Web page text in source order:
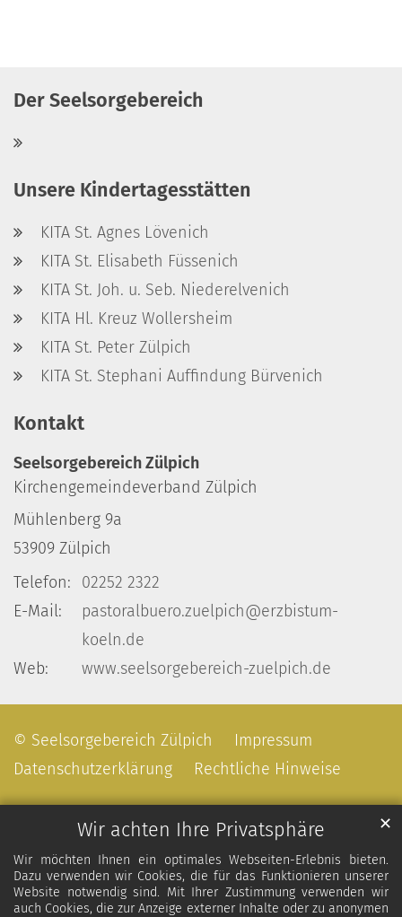
Wir achten Ihre Privatsphäre
Wir möchten Ihnen ein optimales Webseiten-Erlebnis bieten.
Dazu verwenden wir Cookies, die für das Funktionieren unserer
Website notwendig sind. Mit Ihrer Zustimmung verwenden wir
auch Cookies, die zur Anzeige externer Inhalte oder zu anonymen
✕
Der Seelsorgebereich
Unsere Kindertagesstätten
KITA St. Agnes Lövenich
KITA St. Elisabeth Füssenich
KITA St. Joh. u. Seb. Niederelvenich
KITA Hl. Kreuz Wollersheim
KITA St. Peter Zülpich
KITA St. Stephani Auffindung Bürvenich
Kontakt
Seelsorgebereich Zülpich
Kirchengemeindeverband Zülpich
Mühlenberg 9a
53909 Zülpich
Telefon:
02252 2322
E-Mail:
pastoralbuero.zuelpich@erzbistum-
koeln.de
Web:
www.seelsorgebereich-zuelpich.de
© Seelsorgebereich Zülpich
Impressum
Datenschutzerklärung
Rechtliche Hinweise